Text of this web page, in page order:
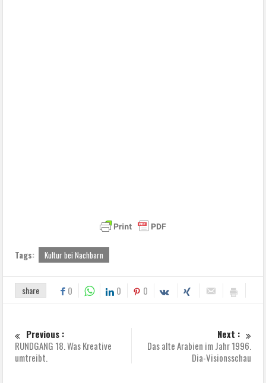
Tags: Kultur bei Nachbarn
share 0 0 0
Previous :
RUNDGANG 18. Was Kreative
umtreibt.
Next :
Das alte Arabien im Jahr 1996.
Dia-Visionsschau